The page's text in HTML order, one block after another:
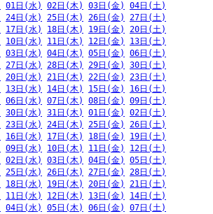
01日(水) 02日(木) 03日(金)
04日(土)
24日(水) 25日(木) 26日(金)
27日(土)
17日(水) 18日(木) 19日(金)
20日(土)
10日(水) 11日(木) 12日(金)
13日(土)
03日(水) 04日(木) 05日(金)
06日(土)
27日(水) 28日(木) 29日(金)
30日(土)
20日(水) 21日(木) 22日(金)
23日(土)
13日(水) 14日(木) 15日(金)
16日(土)
06日(水) 07日(木) 08日(金)
09日(土)
30日(水) 31日(木) 01日(金)
02日(土)
23日(水) 24日(木) 25日(金)
26日(土)
16日(水) 17日(木) 18日(金)
19日(土)
09日(水) 10日(木) 11日(金)
12日(土)
02日(水) 03日(木) 04日(金)
05日(土)
25日(水) 26日(木) 27日(金)
28日(土)
18日(水) 19日(木) 20日(金)
21日(土)
11日(水) 12日(木) 13日(金)
14日(土)
04日(水) 05日(木) 06日(金)
07日(土)